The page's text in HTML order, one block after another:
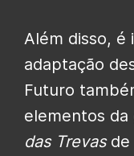
Além disso, é
adaptação
Futuro
elementos
das Trevasde